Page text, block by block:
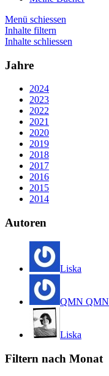
Menü schiessen
Inhalte filtern
Inhalte schliessen
Jahre
2024
2023
2022
2021
2020
2019
2018
2017
2016
2015
2014
Autoren
Liska
QMN QMN
Liska
Filtern nach Monat